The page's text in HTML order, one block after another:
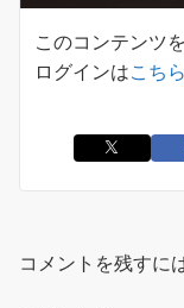
このコンテンツ
ログインはこちら
コメントを残すに